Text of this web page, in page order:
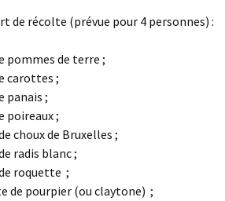
de récolte (prévue pour 4 personnes) :
pommes de terre ;
carottes ;
panais ;
poireaux ;
choux de Bruxelles ;
radis blanc ;
roquette ;
de pourpier (ou claytone) ;